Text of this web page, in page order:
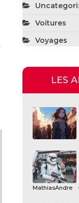
Voitures
Voyages
LES
MathiasAndre